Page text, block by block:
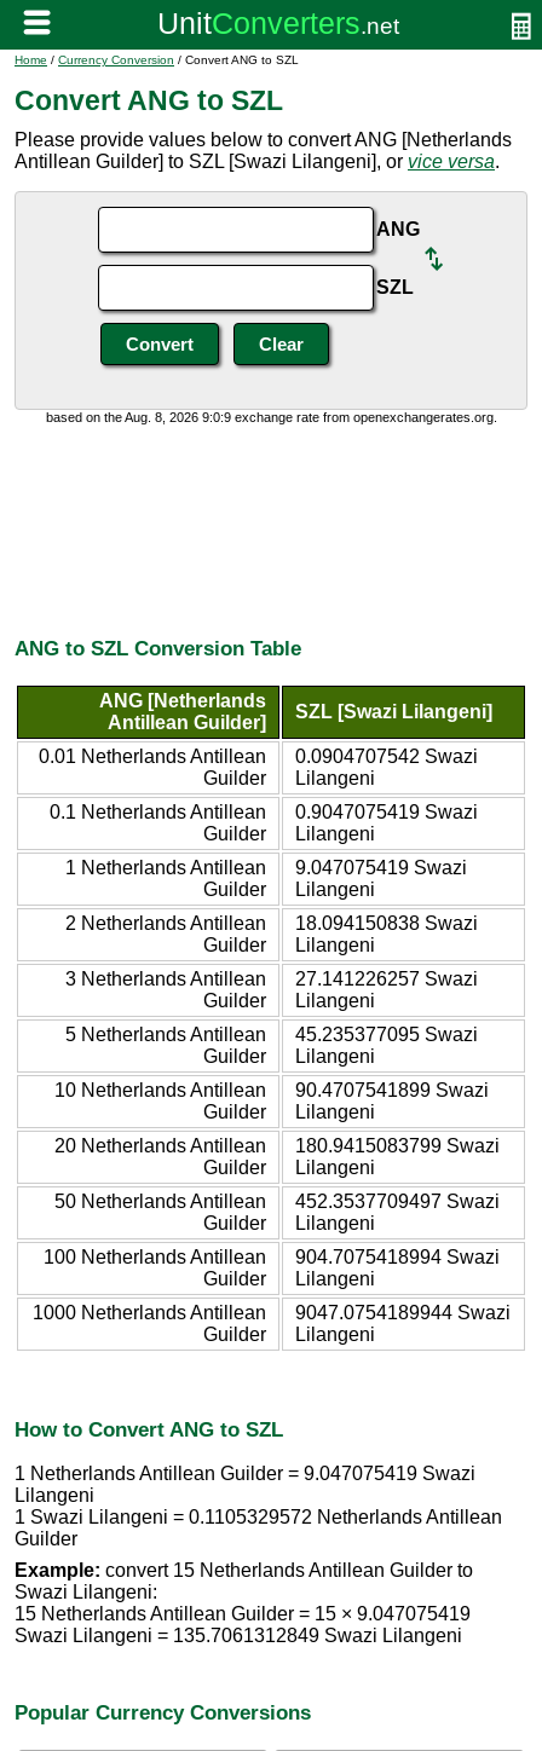
Home / Currency Conversion / Convert ANG to SZL
Convert ANG to SZL
Please provide values below to convert ANG [Netherlands
Antillean Guilder] to SZL [Swazi Lilangeni], or vice versa.
ANG
SZL
based on the Aug. 8, 2026 9:0:9 exchange rate from openexchangerates.org.
ANG to SZL Conversion Table
ANG [Netherlands
Antillean Guilder]
SZL [Swazi Lilangeni]
0.01 Netherlands Antillean
Guilder
0.0904707542 Swazi
Lilangeni
0.1 Netherlands Antillean
Guilder
0.9047075419 Swazi
Lilangeni
1 Netherlands Antillean
Guilder
9.047075419 Swazi
Lilangeni
2 Netherlands Antillean
Guilder
18.094150838 Swazi
Lilangeni
3 Netherlands Antillean
Guilder
27.141226257 Swazi
Lilangeni
5 Netherlands Antillean
Guilder
45.235377095 Swazi
Lilangeni
10 Netherlands Antillean
Guilder
90.4707541899 Swazi
Lilangeni
20 Netherlands Antillean
Guilder
180.9415083799 Swazi
Lilangeni
50 Netherlands Antillean
Guilder
452.3537709497 Swazi
Lilangeni
100 Netherlands Antillean
Guilder
904.7075418994 Swazi
Lilangeni
1000 Netherlands Antillean
Guilder
9047.0754189944 Swazi
Lilangeni
How to Convert ANG to SZL
1 Netherlands Antillean Guilder = 9.047075419 Swazi
Lilangeni
1 Swazi Lilangeni = 0.1105329572 Netherlands Antillean
Guilder
Example: convert 15 Netherlands Antillean Guilder to
Swazi Lilangeni:
15 Netherlands Antillean Guilder = 15 × 9.047075419
Swazi Lilangeni = 135.7061312849 Swazi Lilangeni
Popular Currency Conversions